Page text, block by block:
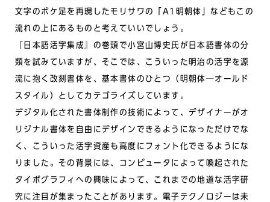
文字のボケ足を再現したモリサワの「A1明朝体」などもこの
流れの上にあるものと考えていいでしょう。
『日本語活字集成』の巻頭で小宮山博史氏が日本語書体の分
類を試みていますが、そこでは、こういった明治の活字を源
流に抱く改刻書体を、基本書体のひとつ（明朝体─オールド
スタイル）としてカテゴライズしています。
デジタル化された書体制作の技術によって、デザイナーがオ
リジナル書体を自由にデザインできるようになっただけでな
く、こういった活字資産も高度にフォント化できるようにな
りました。その背景には、コンピュータによって喚起された
タイポグラフィへの興味によって、これまでの地道な活字研
究に注目が集まったことがあります。電子テクノロジーは未